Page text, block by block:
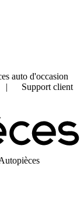
auto d'occasion
| Support client